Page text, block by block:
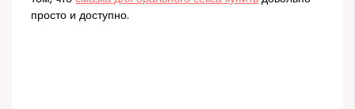
просто и доступно.